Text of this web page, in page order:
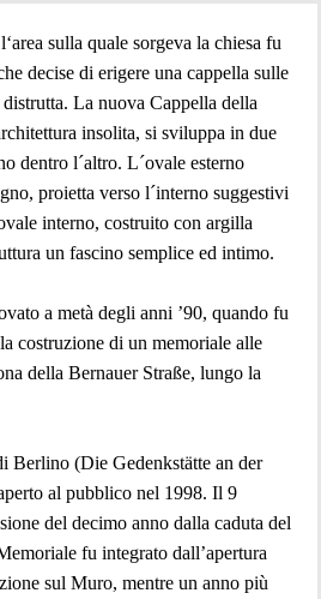
sulla quale sorgeva la chiesa fu
decise di erigere una cappella sulle
La nuova Cappella della
insolita, si sviluppa in due
dentro l´altro. L´ovale esterno
proietta verso l´interno suggestivi
interno, costruito con argilla
un fascino semplice ed intimo.
a metà degli anni ’90, quando fu
costruzione di un memoriale alle
della Bernauer Straße, lungo la
Berlino (Die Gedenkstätte an der
al pubblico nel 1998. Il 9
del decimo anno dalla caduta del
fu integrato dall’apertura
sul Muro, mentre un anno più